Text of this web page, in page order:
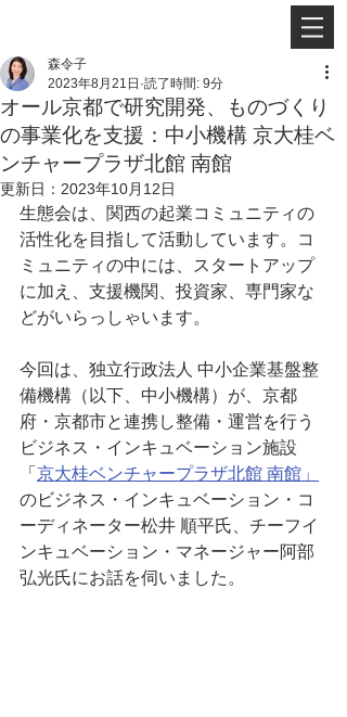
オール京都で研究開発、ものづくり
の事業化を支援：中小機構 京大桂ベ
ンチャープラザ北館 南館
森令子
2023年8月21日 読了時間: 9分
更新日： 2023年10月12日
生態会は、関西の起業コミュニティの
活性化を目指して活動しています。コ
ミュニティの中には、スタートアップ
に加え、支援機関、投資家、専門家な
どがいらっしゃいます。
今回は、独立行政法人 中小企業基盤整
備機構（以下、中小機構）が、京都
府・京都市と連携し整備・運営を行う
ビジネス・インキュベーション施設
「 京大桂ベンチャープラザ北館 南館」
のビジネス・インキュベーション・コ
ーディネーター松井 順平氏、チーフイ
ンキュベーション・マネージャー阿部
弘光氏にお話を伺いました。